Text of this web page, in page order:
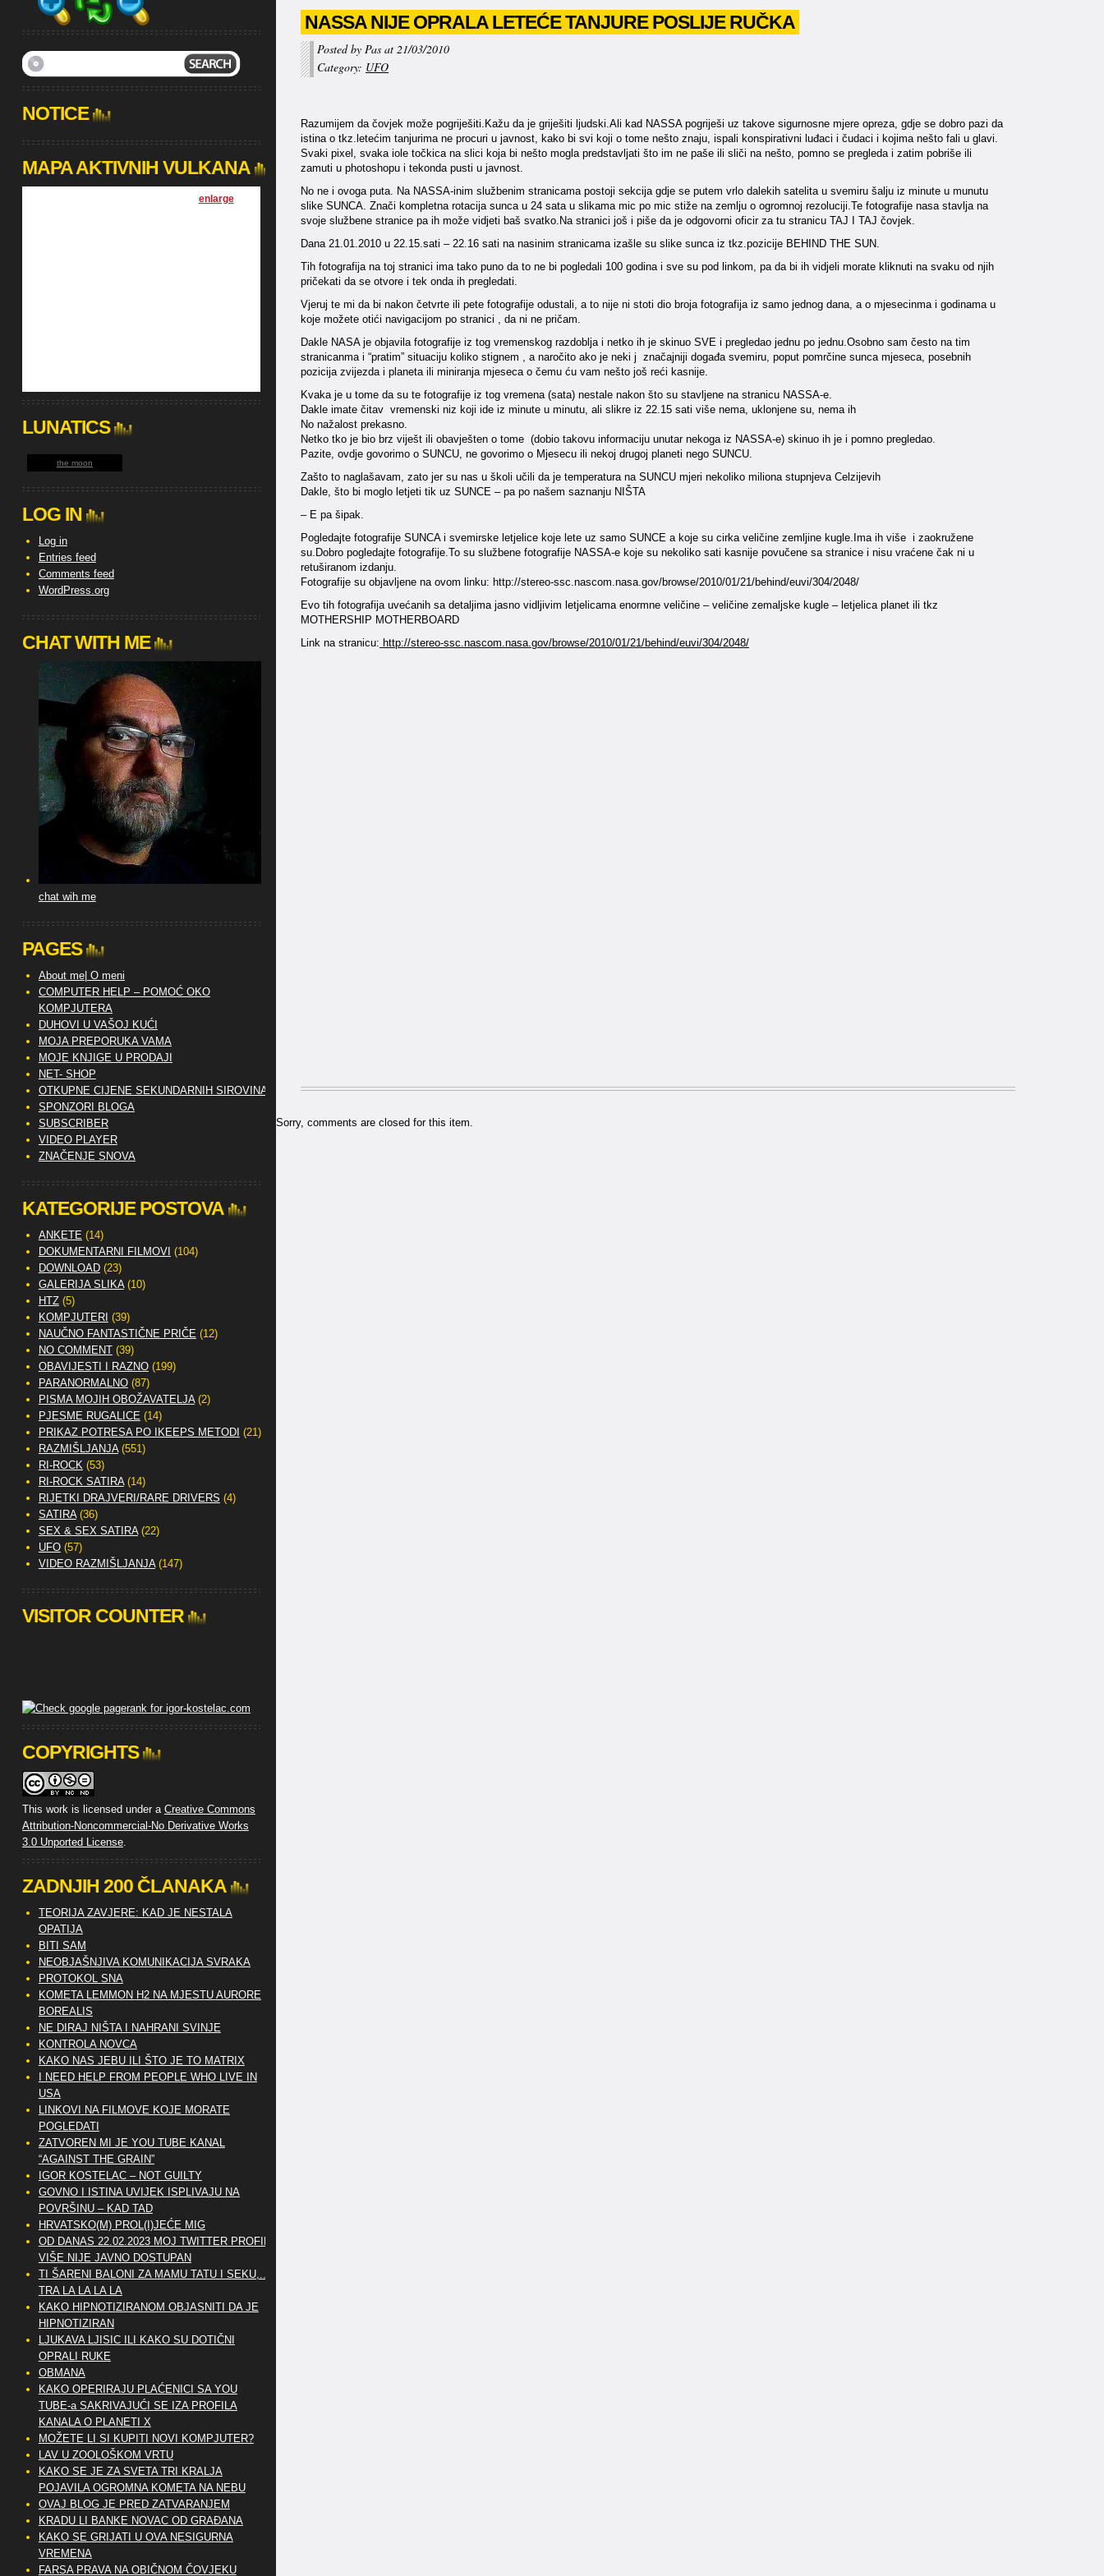
NASSA NIJE OPRALA LETEĆE TANJURE POSLIJE RUČKA
Posted by Pas at 21/03/2010
Category: UFO
Razumijem da čovjek može pogriješiti.Kažu da je griješiti ljudski.Ali kad NASSA pogriješi uz takove sigurnosne mjere opreza, gdje se dobro pazi da
istina o tkz.letećim tanjurima ne procuri u javnost, kako bi svi koji o tome nešto znaju, ispali konspirativni luđaci i čudaci i kojima nešto fali u glavi.
Svaki pixel, svaka iole točkica na slici koja bi nešto mogla predstavljati što im ne paše ili sliči na nešto, pomno se pregleda i zatim pobriše ili
zamuti u photoshopu i tekonda pusti u javnost.
No ne i ovoga puta. Na NASSA-inim službenim stranicama postoji sekcija gdje se putem vrlo dalekih satelita u svemiru šalju iz minute u munutu
slike SUNCA. Znači kompletna rotacija sunca u 24 sata u slikama mic po mic stiže na zemlju o ogromnoj rezoluciji.Te fotografije nasa stavlja na
svoje službene stranice pa ih može vidjeti baš svatko.Na stranici još i piše da je odgovorni oficir za tu stranicu TAJ I TAJ čovjek.
Dana 21.01.2010 u 22.15.sati – 22.16 sati na nasinim stranicama izašle su slike sunca iz tkz.pozicije BEHIND THE SUN.
Tih fotografija na toj stranici ima tako puno da to ne bi pogledali 100 godina i sve su pod linkom, pa da bi ih vidjeli morate kliknuti na svaku od njih
pričekati da se otvore i tek onda ih pregledati.
Vjeruj te mi da bi nakon četvrte ili pete fotografije odustali, a to nije ni stoti dio broja fotografija iz samo jednog dana, a o mjesecinma i godinama u
koje možete otići navigacijom po stranici , da ni ne pričam.
Dakle NASA je objavila fotografije iz tog vremenskog razdoblja i netko ih je skinuo SVE i pregledao jednu po jednu.Osobno sam često na tim
stranicanma i “pratim” situaciju koliko stignem , a naročito ako je neki j značajniji događa svemiru, poput pomrčine sunca mjeseca, posebnih
pozicija zvijezda i planeta ili miniranja mjeseca o čemu ću vam nešto još reći kasnije.
Kvaka je u tome da su te fotografije iz tog vremena (sata) nestale nakon što su stavljene na stranicu NASSA-e.
Dakle imate čitav vremenski niz koji ide iz minute u minutu, ali slikre iz 22.15 sati više nema, uklonjene su, nema ih
No nažalost prekasno.
Netko tko je bio brz viješt ili obavješten o tome (dobio takovu informaciju unutar nekoga iz NASSA-e) skinuo ih je i pomno pregledao.
Pazite, ovdje govorimo o SUNCU, ne govorimo o Mjesecu ili nekoj drugoj planeti nego SUNCU.
Zašto to naglašavam, zato jer su nas u školi učili da je temperatura na SUNCU mjeri nekoliko miliona stupnjeva Celzijevih
Dakle, što bi moglo letjeti tik uz SUNCE – pa po našem saznanju NIŠTA
– E pa šipak.
Pogledajte fotografije SUNCA i svemirske letjelice koje lete uz samo SUNCE a koje su cirka veličine zemljine kugle.Ima ih više i zaokružene
su.Dobro pogledajte fotografije.To su službene fotografije NASSA-e koje su nekoliko sati kasnije povučene sa stranice i nisu vraćene čak ni u
retuširanom izdanju.
Fotografije su objavljene na ovom linku: http://stereo-ssc.nascom.nasa.gov/browse/2010/01/21/behind/euvi/304/2048/
Evo tih fotografija uvećanih sa detaljima jasno vidljivim letjelicama enormne veličine – veličine zemaljske kugle – letjelica planet ili tkz
MOTHERSHIP MOTHERBOARD
Link na stranicu: http://stereo-ssc.nascom.nasa.gov/browse/2010/01/21/behind/euvi/304/2048/
Sorry, comments are closed for this item.
NOTICE
MAPA AKTIVNIH VULKANA
enlarge]
LUNATICS
the moon
LOG IN
Log in
Entries feed
Comments feed
WordPress.org
CHAT WITH ME
chat wih me
PAGES
About me| O meni
COMPUTER HELP – POMOĆ OKO
KOMPJUTERA
DUHOVI U VAŠOJ KUĆI
MOJA PREPORUKA VAMA
MOJE KNJIGE U PRODAJI
NET- SHOP
OTKUPNE CIJENE SEKUNDARNIH SIROVINA
SPONZORI BLOGA
SUBSCRIBER
VIDEO PLAYER
ZNAČENJE SNOVA
KATEGORIJE POSTOVA
ANKETE (14)
DOKUMENTARNI FILMOVI (104)
DOWNLOAD(23)
GALERIJA SLIKA(10)
HTZ(5)
KOMPJUTERI (39)
NAUČNO FANTASTIČNE PRIČE (12)
NO COMMENT(39)
OBAVIJESTI I RAZNO(199)
PARANORMALNO(87)
PISMA MOJIH OBOŽAVATELJA(2)
PJESME RUGALICE (14)
PRIKAZ POTRESA PO IKEEPS METODI (21)
RAZMIŠLJANJA(551)
RI-ROCK(53)
RI-ROCK SATIRA(14)
RIJETKI DRAJVERI/RARE DRIVERS (4)
SATIRA(36)
SEX & SEX SATIRA(22)
UFO(57)
VIDEO RAZMIŠLJANJA(147)
VISITOR COUNTER
COPYRIGHTS
This work is licensed under a Creative Commons
Attribution-Noncommercial-No Derivative Works
3.0 Unported License.
ZADNJIH 200 ČLANAKA
TEORIJA ZAVJERE: KAD JE NESTALA
OPATIJA
BITI SAM
NEOBJAŠNJIVA KOMUNIKACIJA SVRAKA
PROTOKOL SNA
KOMETA LEMMON H2 NA MJESTU AURORE
BOREALIS
NE DIRAJ NIŠTA I NAHRANI SVINJE
KONTROLA NOVCA
KAKO NAS JEBU ILI ŠTO JE TO MATRIX
I NEED HELP FROM PEOPLE WHO LIVE IN
USA
LINKOVI NA FILMOVE KOJE MORATE
POGLEDATI
ZATVOREN MI JE YOU TUBE KANAL
“AGAINST THE GRAIN”
IGOR KOSTELAC – NOT GUILTY
GOVNO I ISTINA UVIJEK ISPLIVAJU NA
POVRŠINU – KAD TAD
HRVATSKO(M) PROL(I)JEĆE MIG
OD DANAS 22.02.2023 MOJ TWITTER PROFIL
VIŠE NIJE JAVNO DOSTUPAN
TI ŠARENI BALONI ZA MAMU TATU I SEKU,..
TRA LA LA LA LA
KAKO HIPNOTIZIRANOM OBJASNITI DA JE
HIPNOTIZIRAN
LJUKAVA LJISIC ILI KAKO SU DOTIČNI
OPRALI RUKE
OBMANA
KAKO OPERIRAJU PLAĆENICI SA YOU
TUBE-a SAKRIVAJUĆI SE IZA PROFILA
KANALA O PLANETI X
MOŽETE LI SI KUPITI NOVI KOMPJUTER?
LAV U ZOOLOŠKOM VRTU
KAKO SE JE ZA SVETA TRI KRALJA
POJAVILA OGROMNA KOMETA NA NEBU
OVAJ BLOG JE PRED ZATVARANJEM
KRADU LI BANKE NOVAC OD GRAĐANA
KAKO SE GRIJATI U OVA NESIGURNA
VREMENA
FARSA PRAVA NA OBIČNOM ČOVJEKU